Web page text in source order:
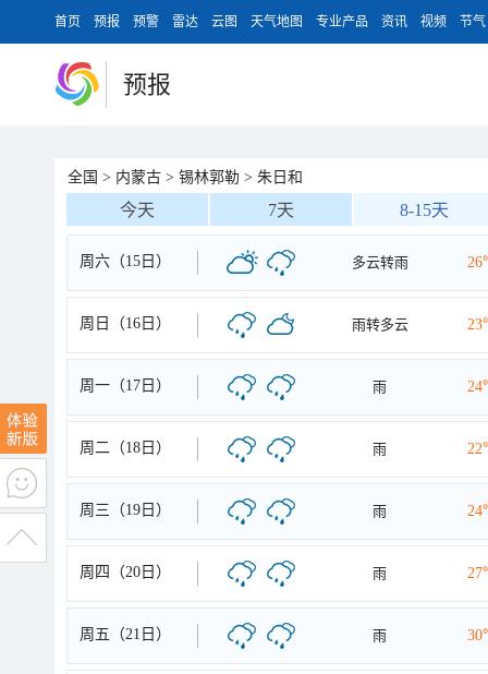
首页 预报 预警 雷达 云图 天气地图 专业产品 资讯 视频 节气
预报
全国 > 内蒙古 > 锡林郭勒 > 朱日和
今天 7天 8-15天
周六（15日） 多云转雨
周日（16日） 雨转多云
周一（17日） 雨
周二（18日） 雨
周三（19日） 雨
周四（20日） 雨
周五（21日） 雨